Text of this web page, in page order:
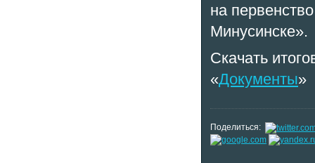
на
Минусинске».
Скачать
«Документы»
Поделиться: